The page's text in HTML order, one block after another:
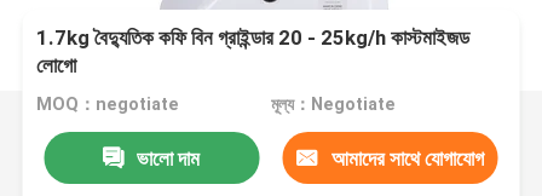
1.7kg বৈদ্যুতিক কফি বিন গ্রাইন্ডার 20 - 25kg/h কাস্টমাইজড
লোগো
MOQ：negotiate মূল্য：Negotiate
ভালো দাম আমাদের সাথে যোগাযোগ